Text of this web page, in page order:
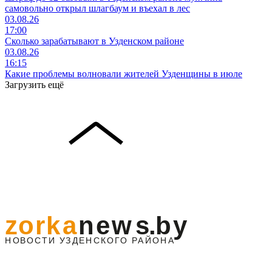
самовольно открыл шлагбаум и въехал в лес
03.08.26
17:00
Сколько зарабатывают в Узденском районе
03.08.26
16:15
Какие проблемы волновали жителей Узденщины в июле
Загрузить ещё